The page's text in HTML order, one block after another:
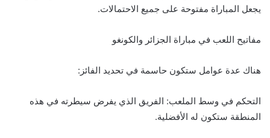
يجعل المباراة مفتوحة على جميع الاحتمالات.
مفاتيح اللعب في مباراة الجزائر والكونغو
هناك عدة عوامل ستكون حاسمة في تحديد الفائز:
التحكم في وسط الملعب: الفريق الذي يفرض سيطرته في هذه
المنطقة ستكون له الأفضلية.